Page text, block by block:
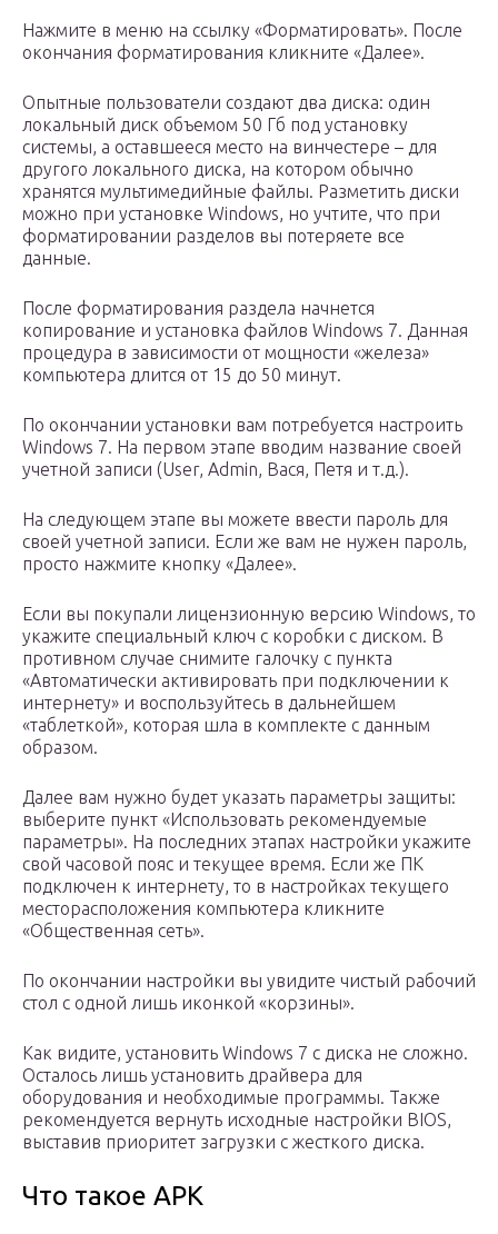
Нажмите в меню на ссылку «Форматировать». После
окончания форматирования кликните «Далее».
Опытные пользователи создают два диска: один
локальный диск объемом 50 Гб под установку
системы, а оставшееся место на винчестере – для
другого локального диска, на котором обычно
хранятся мультимедийные файлы. Разметить диски
можно при установке Windows, но учтите, что при
форматировании разделов вы потеряете все
данные.
После форматирования раздела начнется
копирование и установка файлов Windows 7. Данная
процедура в зависимости от мощности «железа»
компьютера длится от 15 до 50 минут.
По окончании установки вам потребуется настроить
Windows 7. На первом этапе вводим название своей
учетной записи (User, Admin, Вася, Петя и т.д.).
На следующем этапе вы можете ввести пароль для
своей учетной записи. Если же вам не нужен пароль,
просто нажмите кнопку «Далее».
Если вы покупали лицензионную версию Windows, то
укажите специальный ключ с коробки с диском. В
противном случае снимите галочку с пункта
«Автоматически активировать при подключении к
интернету» и воспользуйтесь в дальнейшем
«таблеткой», которая шла в комплекте с данным
образом.
Далее вам нужно будет указать параметры защиты:
выберите пункт «Использовать рекомендуемые
параметры». На последних этапах настройки укажите
свой часовой пояс и текущее время. Если же ПК
подключен к интернету, то в настройках текущего
месторасположения компьютера кликните
«Общественная сеть».
По окончании настройки вы увидите чистый рабочий
стол с одной лишь иконкой «корзины».
Как видите, установить Windows 7 с диска не сложно.
Осталось лишь установить драйвера для
оборудования и необходимые программы. Также
рекомендуется вернуть исходные настройки BIOS,
выставив приоритет загрузки с жесткого диска.
Что такое APK